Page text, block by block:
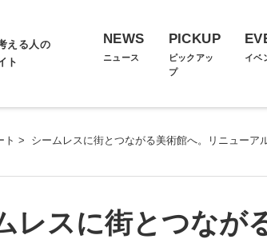
える人の
ト
NEWS
ニュース
PICKUP
ピックアッ
プ
イベ
ト > シームレスに街とつながる美術館へ。リニューア
レスに街とつなが